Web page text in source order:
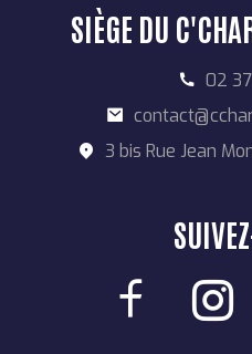
SIÈGE DU
02
3 bis Rue Jean